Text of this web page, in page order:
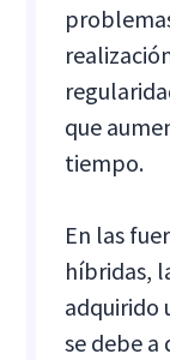
que
tiempo.
En las
híbridas,
adquirido
se debe